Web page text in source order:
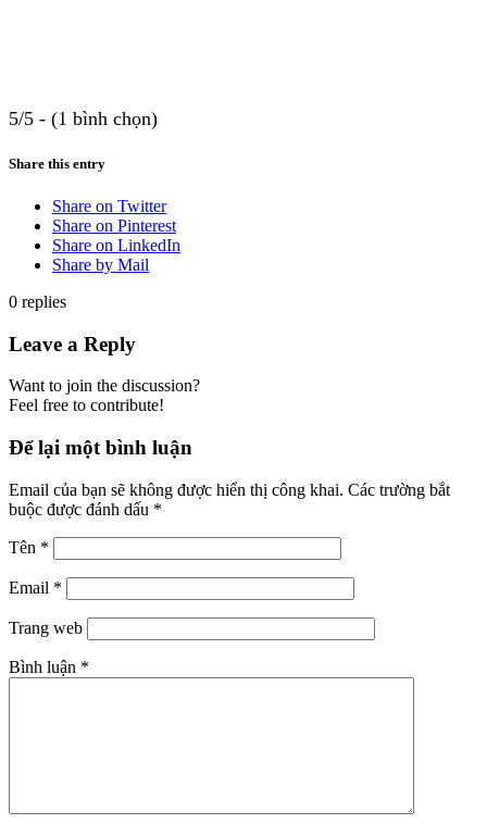
5/5 - (1 bình chọn)
Share this entry
Share on Twitter
Share on Pinterest
Share on LinkedIn
Share by Mail
0 replies
Leave a Reply
Want to join the discussion?
Feel free to contribute!
Để lại một bình luận
Email của bạn sẽ không được hiển thị công khai. Các trường bắt
buộc được đánh dấu *
Tên *
Email *
Trang web
Bình luận *